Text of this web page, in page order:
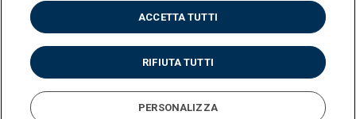
Privacy
Accessibilità
Cookies
Impostazione Cookies
ACCETTA TUTTI
RIFIUTA TUTTI
PERSONALIZZA